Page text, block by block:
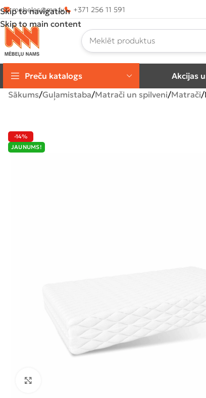
Skip to navigation
Skip to main content
mebeles@mn.lv +371 256 11 591
Preču katalogs Akcijas
Sākums Guļamistaba Matrači un spilveni Matrači
-14%
JAUNUMS!